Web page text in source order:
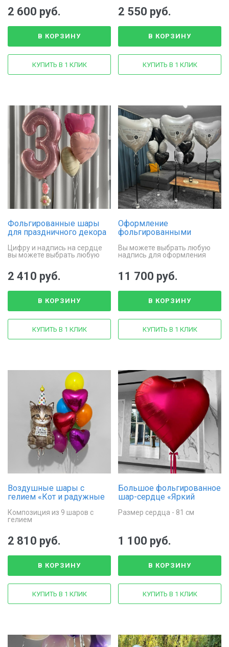
2 600 руб.
В КОРЗИНУ
КУПИТЬ В 1 КЛИК
2 550 руб.
В КОРЗИНУ
КУПИТЬ В 1 КЛИК
Фольгированные шары
для праздничного декора
Цифру и надпись на сердце
вы можете выбрать любую
2 410 руб.
В КОРЗИНУ
КУПИТЬ В 1 КЛИК
Оформление
фольгированными
Любви»
Вы можете выбрать любую
надпись для оформления
11 700 руб.
В КОРЗИНУ
КУПИТЬ В 1 КЛИК
Воздушные шары с
гелием «Кот и радужные
Композиция из 9 шаров с
гелием
2 810 руб.
В КОРЗИНУ
КУПИТЬ В 1 КЛИК
Большое фольгированное
шар-сердце «Яркий
Размер сердца - 81 см
1 100 руб.
В КОРЗИНУ
КУПИТЬ В 1 КЛИК